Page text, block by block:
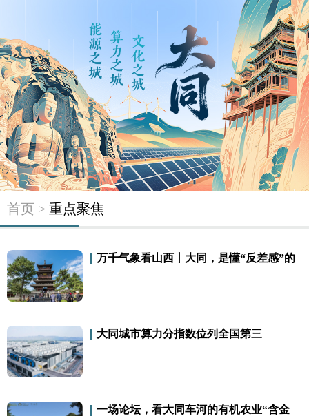
首页 > 重点聚焦
万千气象看山西丨大同，是懂“反差感”的
大同城市算力分指数位列全国第三
一场论坛，看大同车河的有机农业“含金